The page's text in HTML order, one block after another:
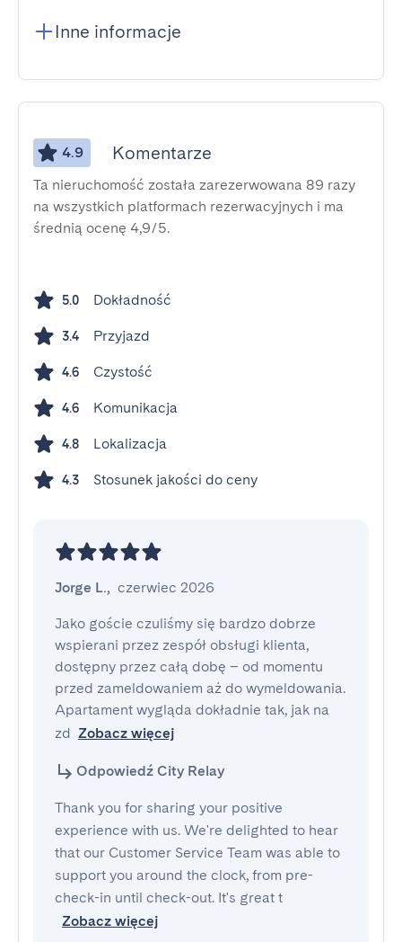
Inne informacje
4.9 Komentarze
Ta nieruchomość została zarezerwowana 89 razy
na wszystkich platformach rezerwacyjnych i ma
średnią ocenę 4,9/5.
5.0 Dokładność
3.4 Przyjazd
4.6 Czystość
4.6 Komunikacja
4.8 Lokalizacja
4.3 Stosunek jakości do ceny
Jorge L., czerwiec 2026
Jako goście czuliśmy się bardzo dobrze
wspierani przez zespół obsługi klienta,
dostępny przez całą dobę – od momentu
przed zameldowaniem aż do wymeldowania.
Apartament wygląda dokładnie tak, jak na
zd Zobacz więcej
Odpowiedź City Relay
Thank you for sharing your positive
experience with us. We're delighted to hear
that our Customer Service Team was able to
support you around the clock, from pre-
check-in until check-out. It's great t
Zobacz więcej